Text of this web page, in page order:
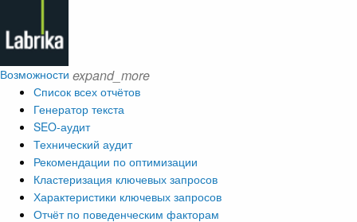
Возможности expand_more
Список всех отчётов
Генератор текста
SEO-аудит
Технический аудит
Рекомендации по оптимизации
Кластеризация ключевых запросов
Характеристики ключевых запросов
Отчёт по поведенческим факторам